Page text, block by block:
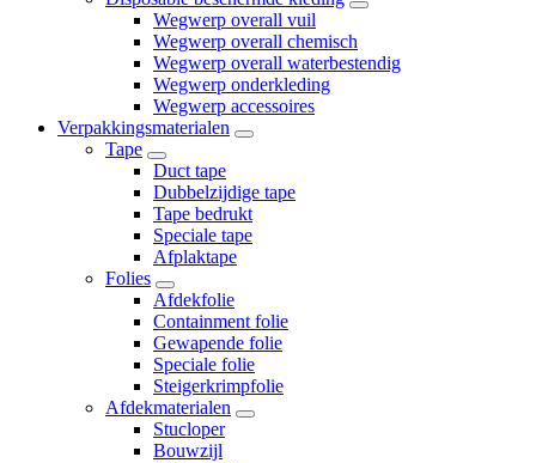
Wegwerp overall vuil
Wegwerp overall chemisch
Wegwerp overall waterbestendig
Wegwerp onderkleding
Wegwerp accessoires
Verpakkingsmaterialen
Tape
Duct tape
Dubbelzijdige tape
Tape bedrukt
Speciale tape
Afplaktape
Folies
Afdekfolie
Containment folie
Gewapende folie
Speciale folie
Steigerkrimpfolie
Afdekmaterialen
Stucloper
Bouwzijl